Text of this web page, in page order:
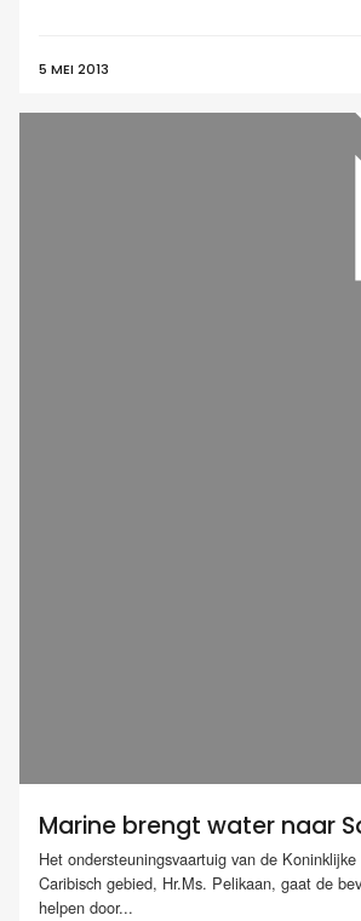
5 MEI 2013
Marine brengt water naar
Het ondersteuningsvaartuig van de
Caribisch gebied, Hr.Ms. Pelikaan, gaat de
helpen door...